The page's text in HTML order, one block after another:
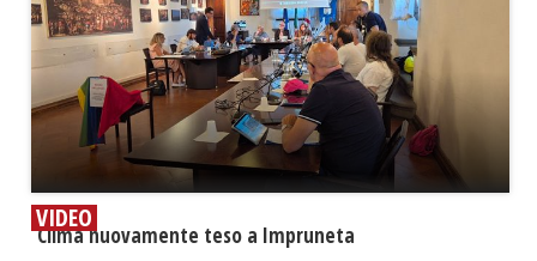
VIDEO
​Clima nuovamente teso a Impruneta